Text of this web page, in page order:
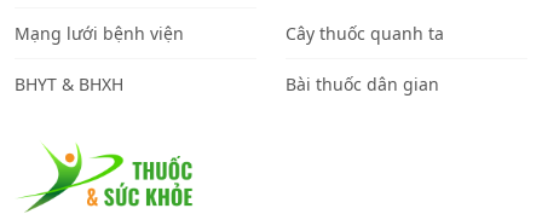
Mạng lưới bệnh viện
BHYT & BHXH
Cây thuốc quanh ta
Bài thuốc dân gian